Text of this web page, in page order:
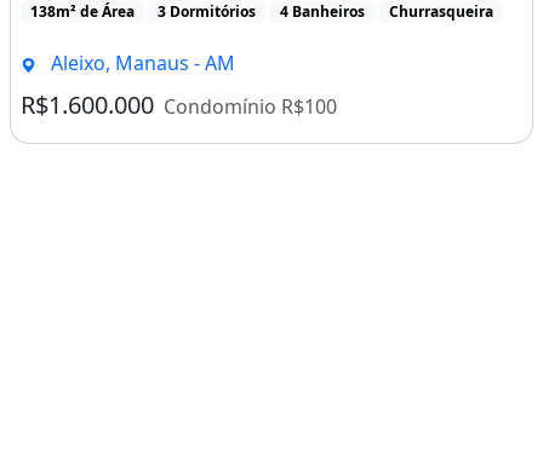
138m² de Área 3 Dormitórios 4 Banheiros Churrasqueira
Aleixo, Manaus - AM
R$1.600.000 Condomínio R$100